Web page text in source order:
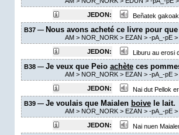
JEDON:
Beñatek
B37 — Nous avons acheté ce livre pour
AM> NOR_NORK > EZAN > -pA_-pE>
JEDON:
Liburu au erosi
B38 — Je veux que Peio achèteces
AM> NOR_NORK > EZAN > -pA_-pE>
JEDON:
Nai dut Pellok
B39 — Je voulais que Maialen boivele lait.
AM> NOR_NORK > EZAN > -pA_-pE>
JEDON:
Nai nuen